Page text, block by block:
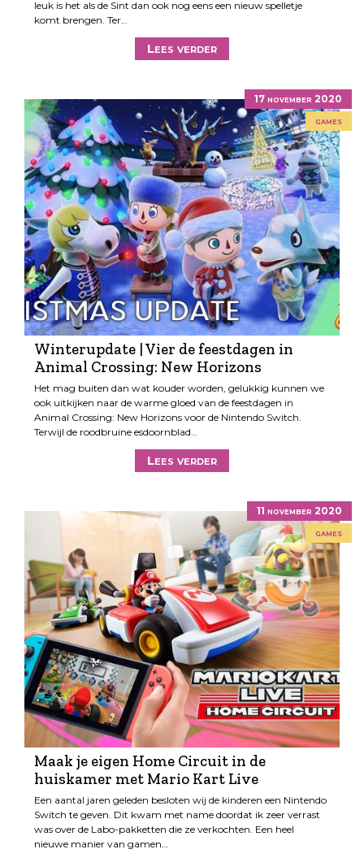
leuk is het als de Sint dan ook nog eens een nieuw spelletje
komt brengen. Ter…
Lees verder
17 november 2020
games
Winterupdate | Vier de feestdagen in
Animal Crossing: New Horizons
Het mag buiten dan wat kouder worden, gelukkig kunnen we
ook uitkijken naar de warme gloed van de feestdagen in
Animal Crossing: New Horizons voor de Nintendo Switch.
Terwijl de roodbruine esdoornblad…
Lees verder
11 november 2020
games
Maak je eigen Home Circuit in de
huiskamer met Mario Kart Live
Een aantal jaren geleden besloten wij de kinderen een Nintendo
Switch te geven. Dit kwam met name doordat ik zeer verrast
was over de Labo-pakketten die ze verkochten. Een heel
nieuwe manier van gamen…